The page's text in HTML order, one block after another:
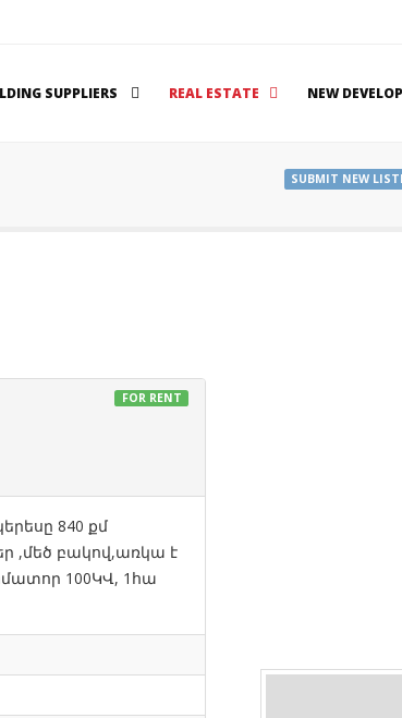
SUPPLIERS REAL ESTATE NEW
SUBMIT NEW
FOR RENT
840 քմ
,մեծ բակով,առկա է
100ԿՎ, 1հա